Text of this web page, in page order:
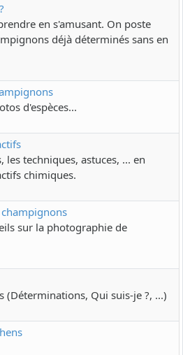
en s'amusant. On poste
déjà déterminés sans en
d'espèces...
les techniques, astuces, ... en
chimiques.
sur la photographie de
(Déterminations, Qui suis-je ?, ...)